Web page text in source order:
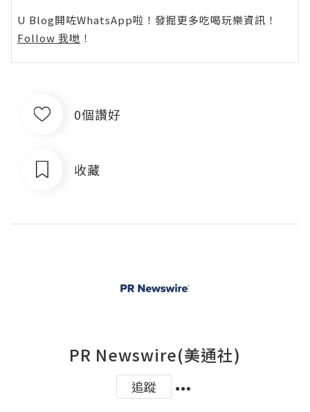
U Blog開咗WhatsApp啦！發掘更多吃喝玩樂資訊！
Follow 我哋 ！
0個讚好
收藏
PR Newswire(美通社)
追蹤